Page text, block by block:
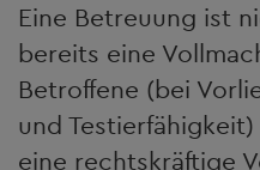
Eine Betreuung ist
bereits eine
Betroffene (bei
und
eine rechtskräftige